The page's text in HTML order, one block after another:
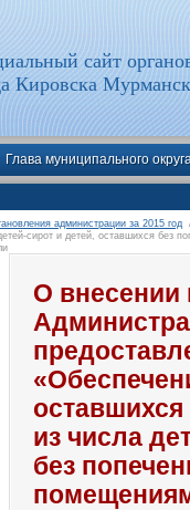
сайт
Кировска
Глава муниципального
администрации за 2015 год
сирот и детей, оставшихся без
О внесении
из числа
без